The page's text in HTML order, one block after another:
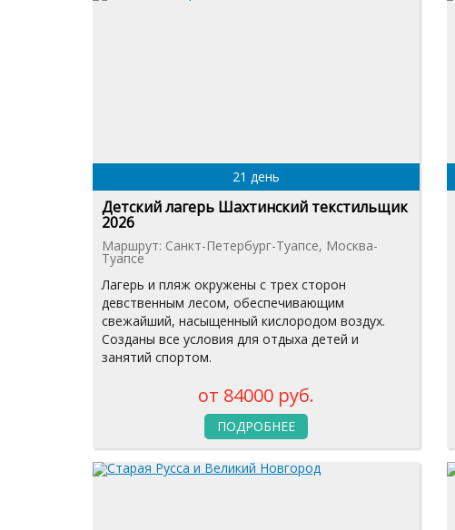
21 день
Детский лагерь Шахтинский текстильщик
2026
Маршрут: Санкт-Петербург-Туапсе, Москва-
Туапсе
Лагерь и пляж окружены с трех сторон
девственным лесом, обеспечивающим
свежайший, насыщенный кислородом воздух.
Созданы все условия для отдыха детей и
занятий спортом.
от 84000 руб.
ПОДРОБНЕЕ